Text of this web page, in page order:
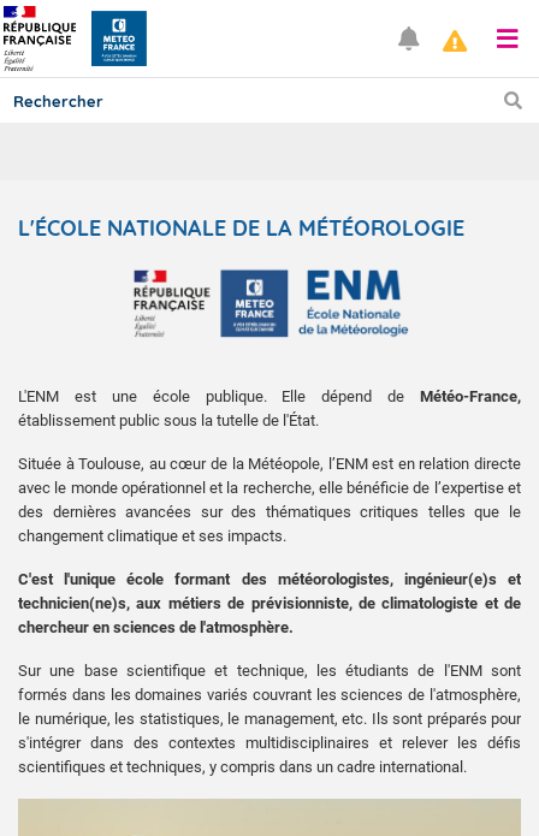
Articles
L'ÉCOLE NATIONALE DE LA MÉTÉOROLOGIE
L'ENM est une école publique. Elle dépend de Météo-France,
établissement public sous la tutelle de l'État.
Située à Toulouse, au cœur de la Météopole, l’ENM est en relation directe
avec le monde opérationnel et la recherche, elle bénéficie de l’expertise et
des dernières avancées sur des thématiques critiques telles que le
changement climatique et ses impacts.
C'est l'unique école formant des météorologistes, ingénieur(e)s et
technicien(ne)s, aux métiers de prévisionniste, de climatologiste et de
chercheur en sciences de l'atmosphère.
Sur une base scientifique et technique, les étudiants de l'ENM sont
formés dans les domaines variés couvrant les sciences de l'atmosphère,
le numérique, les statistiques, le management, etc. Ils sont préparés pour
s'intégrer dans des contextes multidisciplinaires et relever les défis
scientifiques et techniques, y compris dans un cadre international.